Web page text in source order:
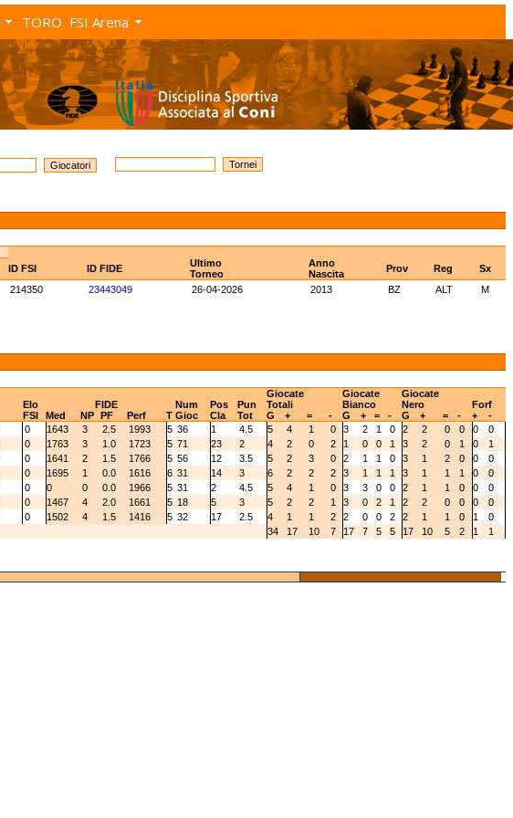
TORO FSI Arena
ID FSI ID FIDE
Ultimo
Torneo
Anno
Nascita
Prov Reg
Sx
214350 23443049 26-04-2026 2013 BZ ALT
M
Elo FIDE Num Pos Pun
Giocate
Totali
Giocate
Bianco
Giocate
Nero
Forf
FSI Med NP PF Perf T Gioc Cla Tot G + = - G + = - G + = - +
-
0 1643 3 2.5 1993 5 36 1 4.5 5 4 1 0 3 2 1 0 2 2 0 0 0
0
0 1763 3 1.0 1723 5 71 23 2 4 2 0 2 1 0 0 1 3 2 0 1 0
1
0 1641 2 1.5 1766 5 56 12 3.5 5 2 3 0 2 1 1 0 3 1 2 0 0
0
0 1695 1 0.0 1616 6 31 14 3 6 2 2 2 3 1 1 1 3 1 1 1 0
0
0 0 0 0.0 1966 5 31 2 4.5 5 4 1 0 3 3 0 0 2 1 1 0 0
0
0 1467 4 2.0 1661 5 18 5 3 5 2 2 1 3 0 2 1 2 2 0 0 0
0
0 1502 4 1.5 1416 5 32 17 2.5 4 1 1 2 2 0 0 2 2 1 1 0 1
0
34
17 10 7 17 7 5 5 17 10 5 2 1 1